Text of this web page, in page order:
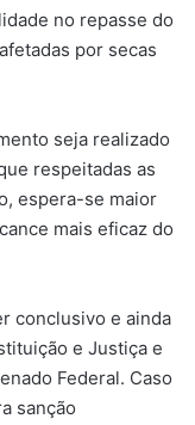
no repasse do
por secas
seja realizado
respeitadas as
espera-se maior
mais eficaz do
conclusivo e ainda
e Justiça e
Federal. Caso
sanção